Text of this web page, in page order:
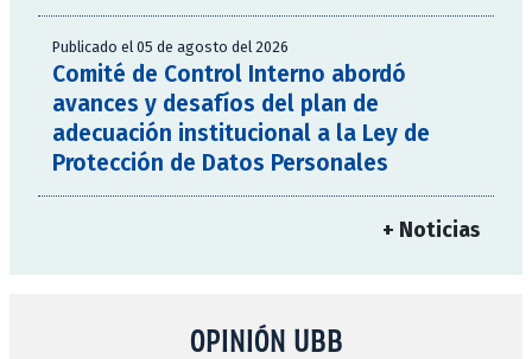
Publicado el 05 de agosto del 2026
Comité de Control Interno abordó
avances y desafíos del plan de
adecuación institucional a la Ley de
Protección de Datos Personales
+ Noticias
OPINIÓN UBB